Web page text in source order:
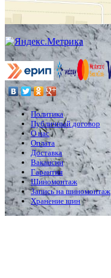
Политика
Публичный договор
О нас
Оплата
Доставка
Вакансии
Гарантия
Шиномонтаж
Запись на шиномонтаж
Хранение шин